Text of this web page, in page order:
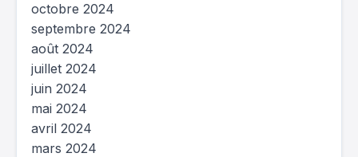
octobre 2024
septembre 2024
août 2024
juillet 2024
juin 2024
mai 2024
avril 2024
mars 2024